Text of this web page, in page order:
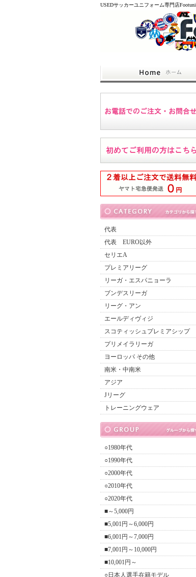
USEDサッカーユニフォーム専門店Footuni
代表
代表 EURO以外
セリエA
プレミアリーグ
リーガ・エスパニョーラ
ブンデスリーガ
リーグ・アン
エールディヴィジ
スコティッシュプレミアシップ
プリメイラリーガ
ヨーロッパ その他
南米・中南米
アジア
Jリーグ
トレーニングウェア
○1980年代
○1990年代
○2000年代
○2010年代
○2020年代
■～5,000円
■5,001円～6,000円
■6,001円～7,000円
■7,001円～10,000円
■10,001円～
○日本人選手在籍モデル